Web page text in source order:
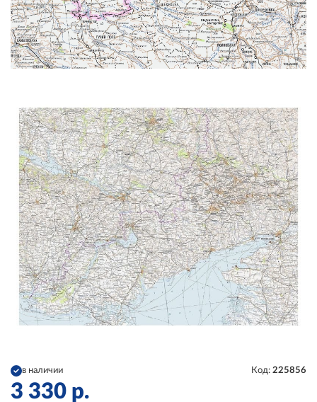
в наличии Код: 225856
3 330 р.